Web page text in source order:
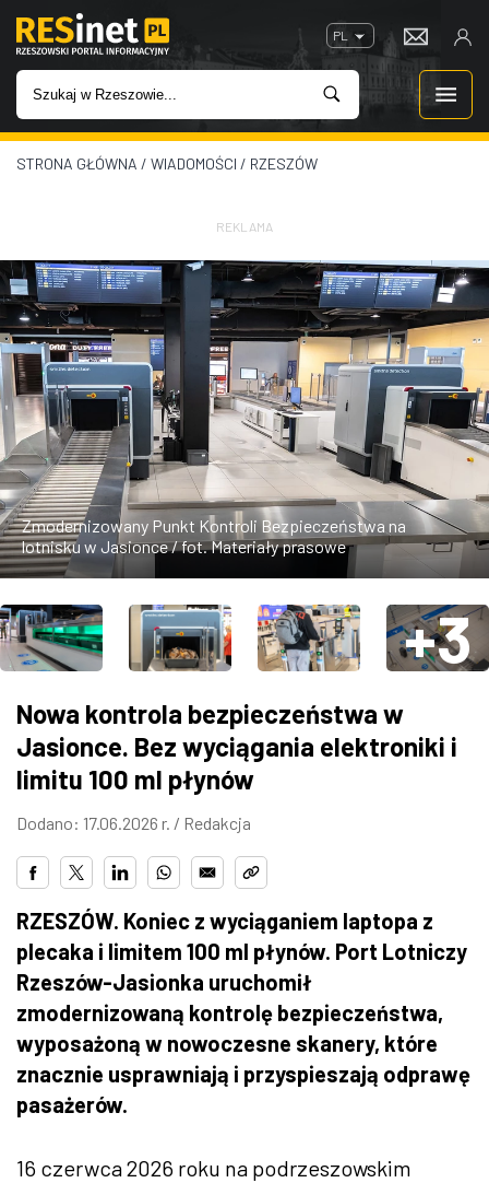
PL
WIADOMOŚCI
IMPREZY
ROZRYWKA
W KINACH
GASTRONOMIA
ZDJĘCIA
W RZESZOWIE
STRONA GŁÓWNA / WIADOMOŚCI / RZESZÓW
REKLAMA
Zmodernizowany Punkt Kontroli Bezpieczeństwa na
lotnisku w Jasionce / fot. Materiały prasowe
+3
Nowa kontrola bezpieczeństwa w
Jasionce. Bez wyciągania elektroniki i
limitu 100 ml płynów
Dodano: 17.06.2026 r. / Redakcja
RZESZÓW. Koniec z wyciąganiem laptopa z
plecaka i limitem 100 ml płynów. Port Lotniczy
Rzeszów-Jasionka uruchomił
zmodernizowaną kontrolę bezpieczeństwa,
wyposażoną w nowoczesne skanery, które
znacznie usprawniają i przyspieszają odprawę
pasażerów.
16 czerwca 2026 roku na podrzeszowskim